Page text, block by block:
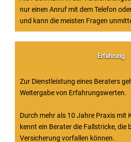
nur einen Anruf mit dem Telefon
und kann die meisten Fragen
Erfahrung
Zur Dienstleistung eines Beraters
Weitergabe von Erfahrungswerten.
Durch mehr als 10 Jahre Praxis mit
kennt ein Berater die Fallstricke, die
Versicherung vorfallen können.